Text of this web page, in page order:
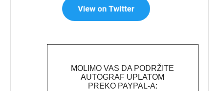
MOLIMO VAS DA PODRŽITE
AUTOGRAF UPLATOM
PREKO PAYPAL-A: